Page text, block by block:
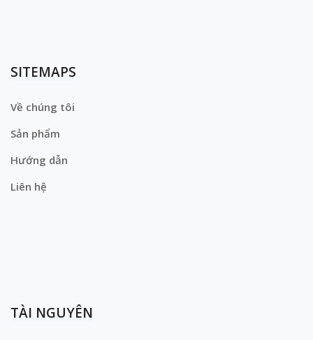
SITEMAPS
Về chúng tôi
Sản phẩm
Hướng dẫn
Liên hệ
TÀI NGUYÊN